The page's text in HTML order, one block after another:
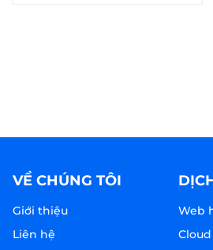
VỀ CHÚNG TÔI
Giới thiệu
Liên hệ
Web